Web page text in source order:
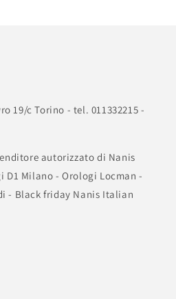
19/c Torino - tel. 011332215 -
autorizzato di Nanis
D1 Milano - Orologi Locman -
- Black friday Nanis Italian